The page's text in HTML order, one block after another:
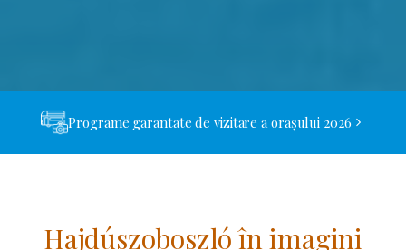
Programe garantate de vizitare a orașului 2026
Hajdúszoboszló în imagini